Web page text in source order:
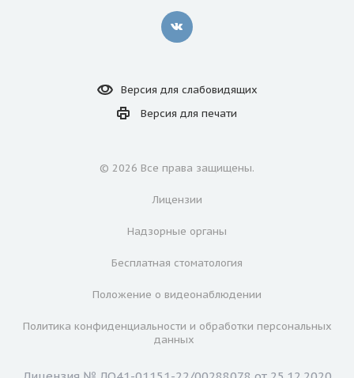
Версия для слабовидящих
Версия для печати
© 2026 Все права защищены.
Лицензии
Надзорные органы
Бесплатная стоматология
Положение о видеонаблюдении
Политика конфиденциальности и обработки персональных
данных